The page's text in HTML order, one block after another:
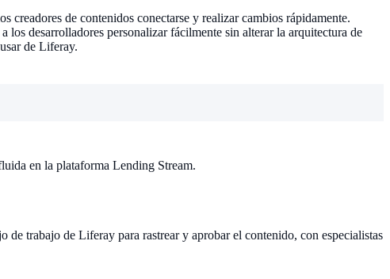
de contenidos conectarse y realizar cambios rápidamente.
desarrolladores personalizar fácilmente sin alterar la arquitectura de
de Liferay.
en la plataforma Lending Stream.
trabajo de Liferay para rastrear y aprobar el contenido, con especialistas